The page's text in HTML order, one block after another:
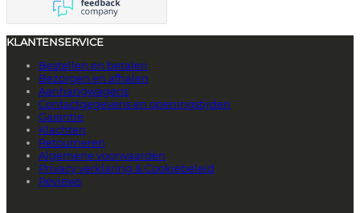
KLANTENSERVICE
Bestellen en betalen
Bezorgen en afhalen
Aanhangwagens
Contactgegevens en openingstijden
Garantie
Klachten
Retourneren
Algemene voorwaarden
Privacy verklaring & Cookiebeleid
Reviews